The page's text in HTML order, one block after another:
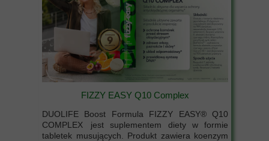
FIZZY EASY Q10 Complex
DUOLIFE Boost Formula FIZZY EASY® Q10
COMPLEX jest suplementem diety w formie
tabletek musujących. Produkt zawiera koenzym